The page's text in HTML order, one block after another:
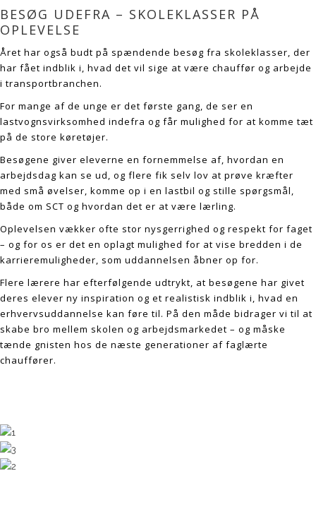
BESØG UDEFRA – SKOLEKLASSER PÅ
OPLEVELSE
Året har også budt på spændende besøg fra skoleklasser, der
har fået indblik i, hvad det vil sige at være chauffør og arbejde
i transportbranchen.
For mange af de unge er det første gang, de ser en
lastvognsvirksomhed indefra og får mulighed for at komme tæt
på de store køretøjer.
Besøgene giver eleverne en fornemmelse af, hvordan en
arbejdsdag kan se ud, og flere fik selv lov at prøve kræfter
med små øvelser, komme op i en lastbil og stille spørgsmål,
både om SCT og hvordan det er at være lærling.
Oplevelsen vækker ofte stor nysgerrighed og respekt for faget
– og for os er det en oplagt mulighed for at vise bredden i de
karrieremuligheder, som uddannelsen åbner op for.
Flere lærere har efterfølgende udtrykt, at besøgene har givet
deres elever ny inspiration og et realistisk indblik i, hvad en
erhvervsuddannelse kan føre til. På den måde bidrager vi til at
skabe bro mellem skolen og arbejdsmarkedet – og måske
tænde gnisten hos de næste generationer af faglærte
chauffører.